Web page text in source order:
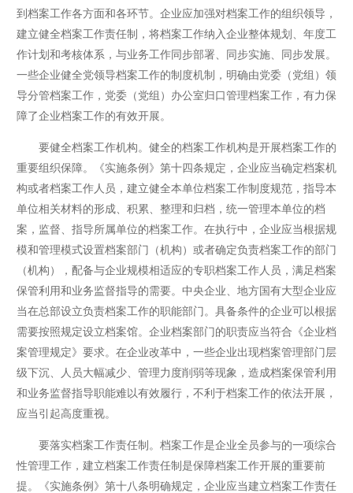
到档案工作各方面和各环节。企业应加强对档案工作的组织领导，
建立健全档案工作责任制，将档案工作纳入企业整体规划、年度工
作计划和考核体系，与业务工作同步部署、同步实施、同步发展。
一些企业健全党领导档案工作的制度机制，明确由党委（党组）领
导分管档案工作，党委（党组）办公室归口管理档案工作，有力保
障了企业档案工作的有效开展。
要健全档案工作机构。健全的档案工作机构是开展档案工作的
重要组织保障。《实施条例》第十四条规定，企业应当确定档案机
构或者档案工作人员，建立健全本单位档案工作制度规范，指导本
单位相关材料的形成、积累、整理和归档，统一管理本单位的档
案，监督、指导所属单位的档案工作。在执行中，企业应当根据规
模和管理模式设置档案部门（机构）或者确定负责档案工作的部门
（机构），配备与企业规模相适应的专职档案工作人员，满足档案
保管利用和业务监督指导的需要。中央企业、地方国有大型企业应
当在总部设立负责档案工作的职能部门。具备条件的企业可以根据
需要按照规定设立档案馆。企业档案部门的职责应当符合《企业档
案管理规定》要求。在企业改革中，一些企业出现档案管理部门层
级下沉、人员大幅减少、管理力度削弱等现象，造成档案保管利用
和业务监督指导职能难以有效履行，不利于档案工作的依法开展，
应当引起高度重视。
要落实档案工作责任制。档案工作是企业全员参与的一项综合
性管理工作，建立档案工作责任制是保障档案工作开展的重要前
提。《实施条例》第十八条明确规定，企业应当建立档案工作责任